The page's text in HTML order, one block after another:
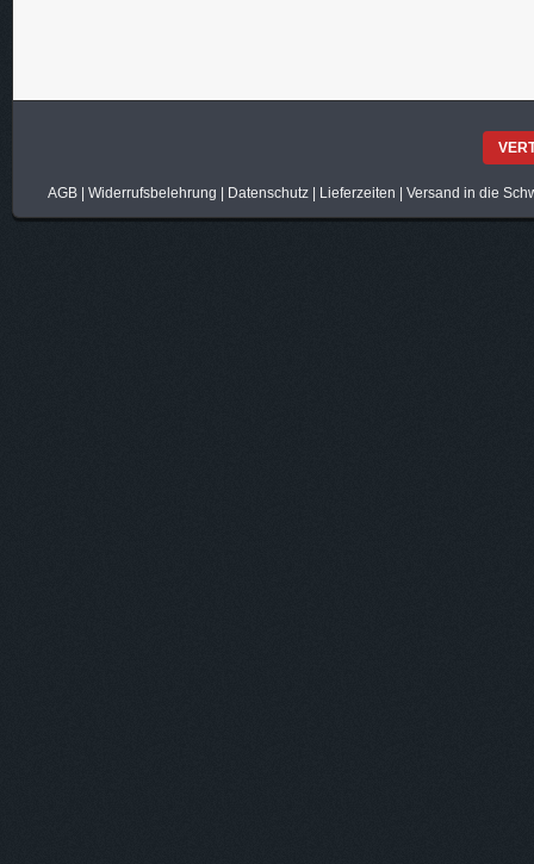
AGB| Widerrufsbelehrung Datenschutz| Lieferzeiten Versand in die